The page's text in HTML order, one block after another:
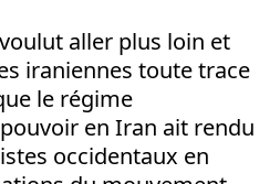
aller plus loin et
iraniennes toute trace
le régime
en Iran ait rendu
occidentaux en